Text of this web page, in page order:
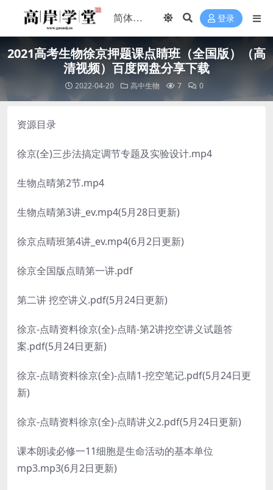
登录
2021高考生物徐京押题课点睛班（全国版）（高
清视频）百度网盘分享下载
2022-04-20 高中生物 7 0
资源目录
徐京(全)三步法搞定调节专题及实验设计.mp4
生物点晴第2节.mp4
生物点晴第3讲_ev.mp4(5月28日更新)
徐京点晴班第4讲_ev.mp4(6月2日更新)
徐京全国版点睛第一讲.pdf
第二讲 挖空讲义.pdf(5月24日更新)
徐京-点睛资料徐京(全)-点睛-第2讲挖空讲义试题答
案.pdf(5月24日更新)
徐京-点睛资料徐京(全)-点睛1-挖空笔记.pdf(5月24日更
新)
徐京-点睛资料徐京(全)-点睛讲义2.pdf(5月24日更新)
课本朗读必修一11细胞是生命活动的基本单位
mp3.mp3(6月2日更新)